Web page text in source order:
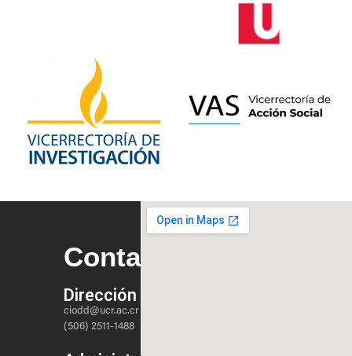
Contacto
Dirección
ciodd@ucr.ac.cr
(506) 2511-1488